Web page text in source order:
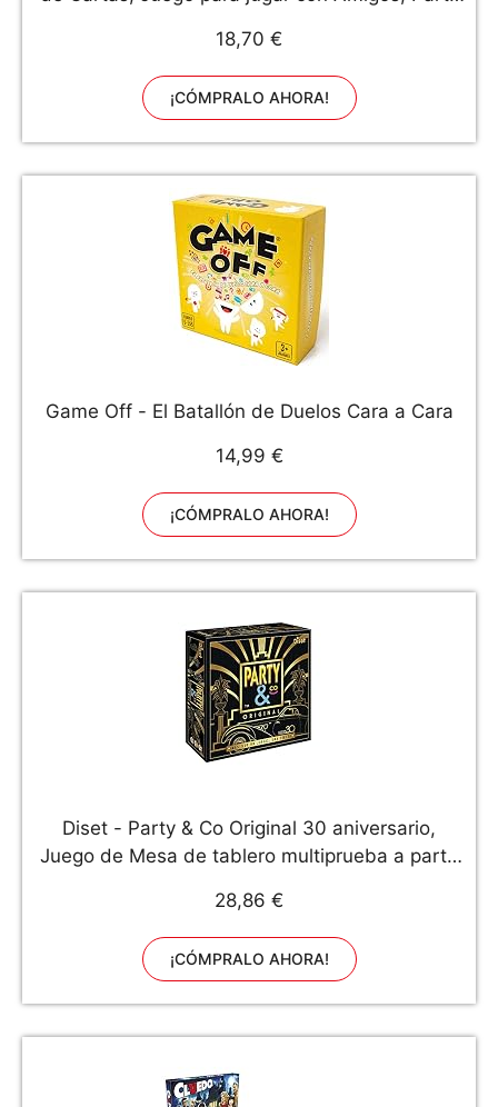
18,70 €
¡CÓMPRALO AHORA!
Game Off - El Batallón de Duelos Cara a Cara
14,99 €
¡CÓMPRALO AHORA!
Diset - Party & Co Original 30 aniversario,
Juego de Mesa de tablero multiprueba a partir
28,86 €
¡CÓMPRALO AHORA!